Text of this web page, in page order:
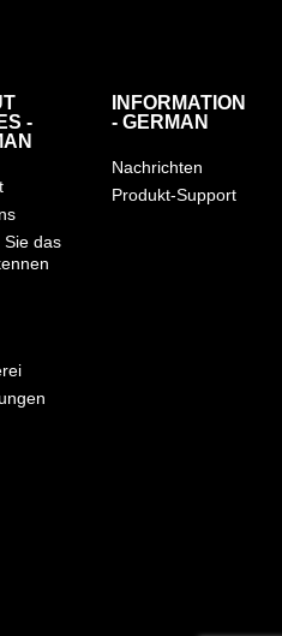
-
Sie das
INFORMATION
- GERMAN
Nachrichten
Produkt-Support